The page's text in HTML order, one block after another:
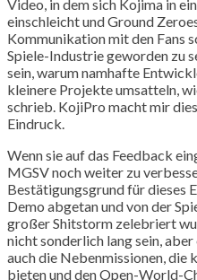
Video, in dem sich Kojima in
einschleicht und Ground
Kommunikation mit den Fans
Spiele-Industrie geworden zu
sein, warum namhafte
kleinere Projekte umsatteln,
schrieb. KojiPro macht mir
Eindruck.
Wenn sie auf das Feedback
MGSV noch weiter zu
Bestätigungsgrund für dieses
Demo abgetan und von der
großer Shitstorm zelebriert
nicht sonderlich lang sein,
auch die Nebenmissionen,
bieten und den Open-World-